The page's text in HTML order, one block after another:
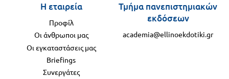
Η εταιρεία
Προφίλ
Οι άνθρωποι μας
Οι εγκαταστάσεις μας
Briefings
Συνεργάτες
Τμήμα πανεπιστημιακών
εκδόσεων
academia@ellinoekdotiki.gr